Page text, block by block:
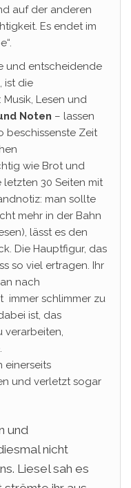
auf der anderen
Es endet im
und entscheidende
ist die
Lesen und
Noten – lassen
beschissenste Zeit
wie Brot und
letzten 30 Seiten mit
man sollte
mehr in der Bahn
lässt es den
Die Hauptfigur, das
so viel ertragen. Ihr
nach
immer schlimmer zu
ist, das
verarbeiten,
einerseits
und verletzt sogar
und
nicht
Liesel sah es